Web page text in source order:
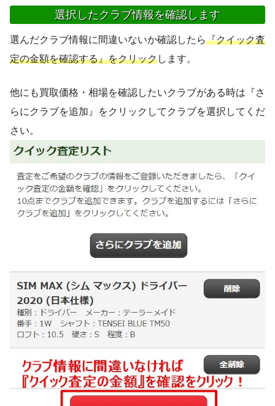
選択したクラブ情報を確認します
選んだクラブ情報に間違いないか確認したら『クイック査
定の金額を確認する』をクリックします。
他にも買取価格・相場を確認したいクラブがある時は『さ
らにクラブを追加』をクリックしてクラブを選択してくだ
さい。